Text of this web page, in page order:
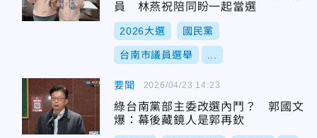
員 林燕祝陪同盼一起當選
2026大選 國民黨
台南市議員選舉
要聞
綠台南黨部主委改選內鬥？ 郭國文
爆：幕後藏鏡人是郭再欽
2026/04/23 14:23